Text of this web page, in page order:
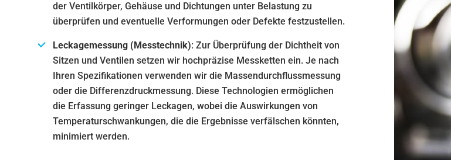
der Ventilkörper, Gehäuse und Dichtungen unter Belastung zu
überprüfen und eventuelle Verformungen oder Defekte festzustellen.
Leckagemessung (Messtechnik): Zur Überprüfung der Dichtheit von
Sitzen und Ventilen setzen wir hochpräzise Messketten ein. Je nach
Ihren Spezifikationen verwenden wir die Massendurchflussmessung
oder die Differenzdruckmessung. Diese Technologien ermöglichen
die Erfassung geringer Leckagen, wobei die Auswirkungen von
Temperaturschwankungen, die die Ergebnisse verfälschen könnten,
minimiert werden.